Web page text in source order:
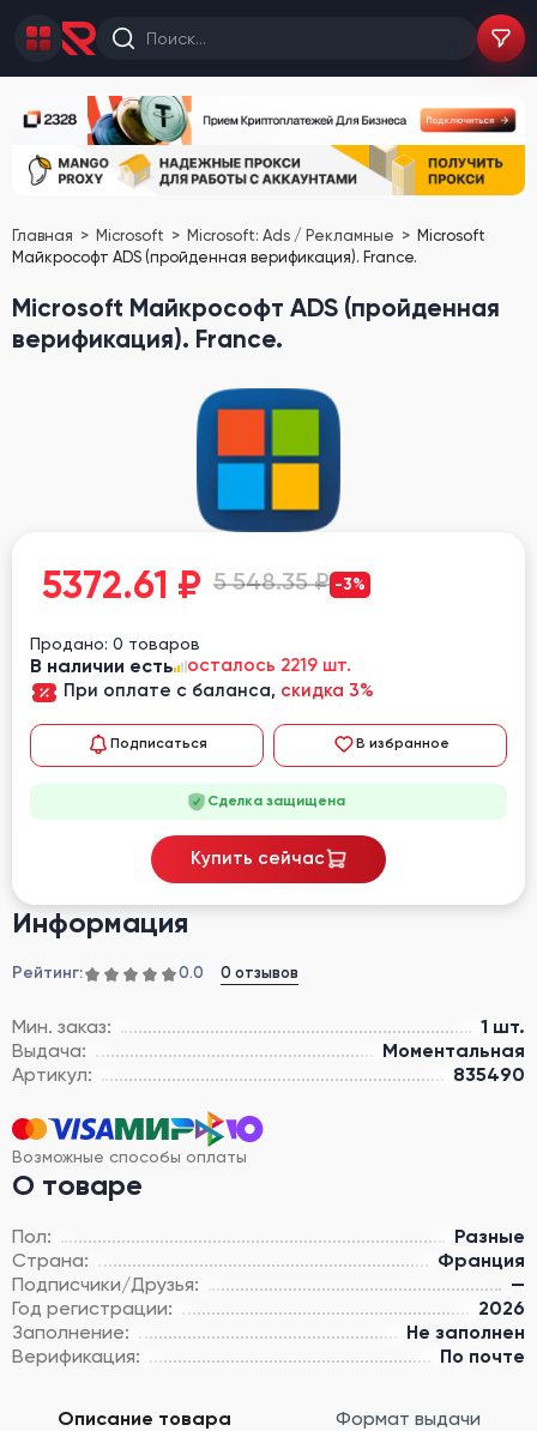
Главная Microsoft Microsoft: Ads / Рекламные
Microsoft
Майкрософт ADS (пройденная верификация). France.
Microsoft Майкрософт ADS (пройденная
верификация). France.
Информация
Рейтинг: 0.0 0 отзывов
Мин. заказ:
1 шт.
Выдача:
Моментальная
Артикул:
835490
Возможные способы оплаты
О товаре
Пол:
Разные
Страна:
Франция
Подписчики/Друзья:
—
Год регистрации:
2026
Заполнение:
Не заполнен
Верификация:
По почте
5372.61 ₽ 5 548.35 ₽ -3%
Продано: 0 товаров
В наличии есть
осталось 2219 шт.
При оплате с баланса, скидка 3%
Подписаться В избранное
Сделка защищена
Купить сейчас
Описание товара Формат выдачи